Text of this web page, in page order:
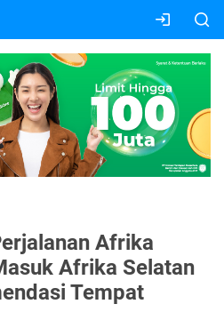
Afrika
Afrika Selatan
Tempat